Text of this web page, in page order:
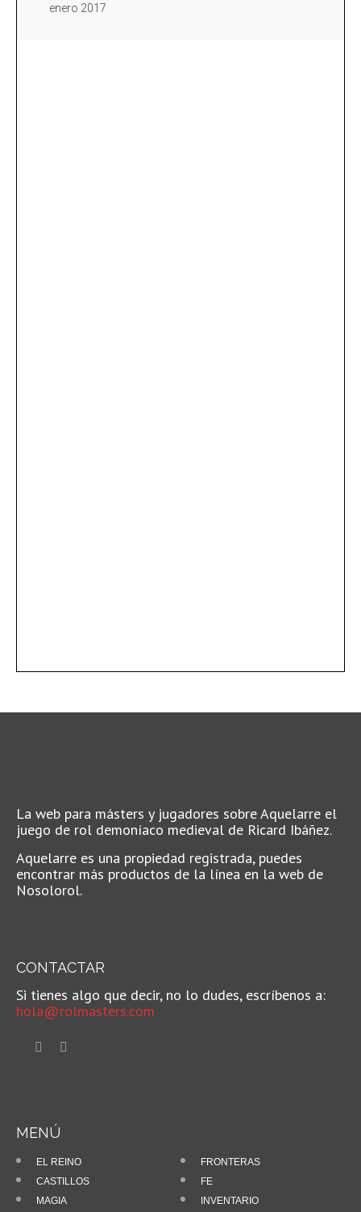
enero 2017
La web para másters y jugadores sobre Aquelarre el
juego de rol demoníaco medieval de Ricard Ibáñez.
Aquelarre es una propiedad registrada, puedes
encontrar más productos de la línea en la web de
Nosolorol.
CONTACTAR
Si tienes algo que decir, no lo dudes, escríbenos a:
hola@rolmasters.com
MENÚ
EL REINO
FRONTERAS
CASTILLOS
FE
MAGIA
INVENTARIO